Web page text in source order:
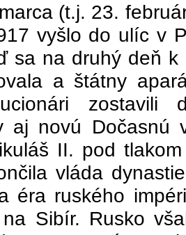
(t.j. 23.
vyšlo do ulíc v
sa na druhý deň k
a štátny
zostavili
aj novú Dočasnú
II. pod
vláda
éra ruského
na Sibír. Rusko